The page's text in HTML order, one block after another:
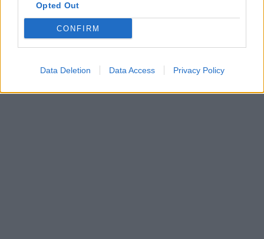
Opted Out
CONFIRM
Data Deletion Data Access Privacy Policy